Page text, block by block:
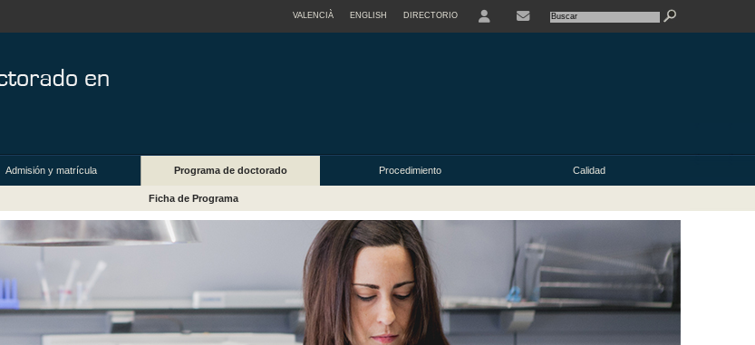
VALENCIÀ ENGLISH DIRECTORIO
Admisión y matrícula Programa de doctorado Procedimiento Calidad
Ficha de Programa